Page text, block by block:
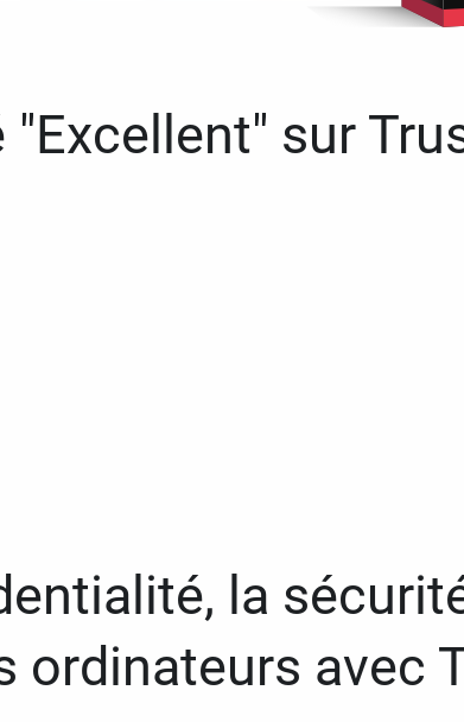
sur
la
ordinateurs avec